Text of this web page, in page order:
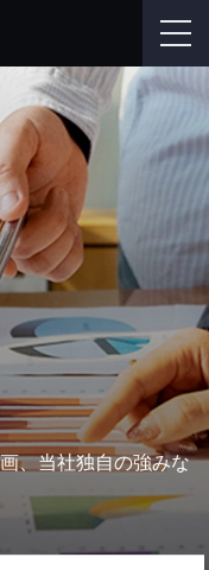
、当社独自の強みな